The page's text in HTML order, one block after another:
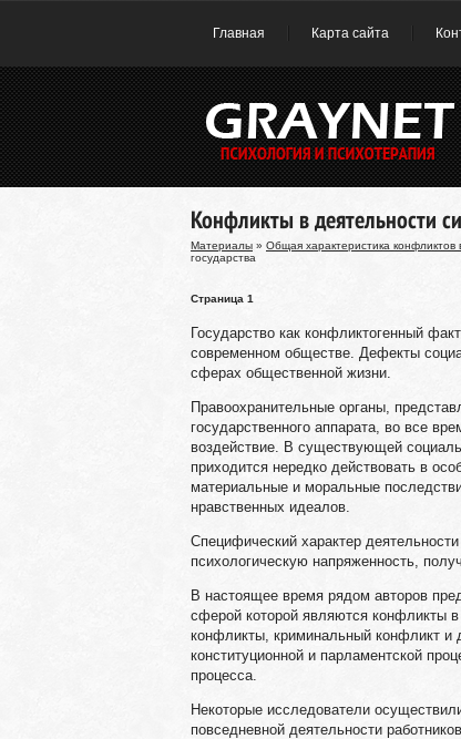
Главная Карта сайта
Конфликты в деятельности
Материалы » Общая характеристика конфликтов
государства
Страница 1
Государство как конфликтогенный
современном обществе. Дефекты
сферах общественной жизни.
Правоохранительные органы,
государственного аппарата, во все
воздействие. В существующей
приходится нередко действовать в
материальные и моральные
нравственных идеалов.
Специфический характер
психологическую напряженность,
В настоящее время рядом авторов
сферой которой являются конфликты
конфликты, криминальный конфликт
конституционной и парламентской
процесса.
Некоторые исследователи
повседневной деятельности